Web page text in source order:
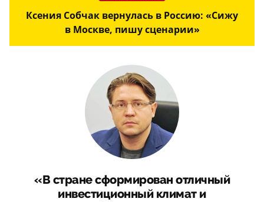
Ксения Собчак вернулась в Россию: «Сижу
в Москве, пишу сценарии»
«В стране сформирован отличный
инвестиционный климат и